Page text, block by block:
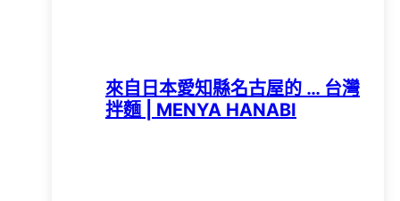
來自日本愛知縣名古屋的 … 台灣
拌麵 | MENYA HANABI